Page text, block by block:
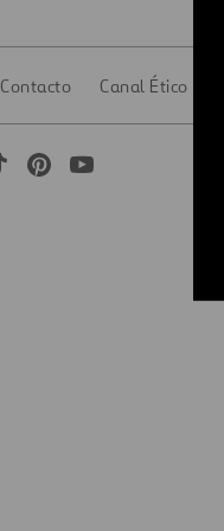
Automatización
Contacto Canal Ético